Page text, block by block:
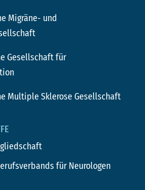
Migräne- und
Gesellschaft für
Multiple Sklerose Gesellschaft
für Neurologen